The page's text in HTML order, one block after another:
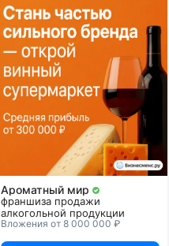
Ароматный мир
франшиза продажи
алкогольной продукции
Вложения от 8 000 000 ₽